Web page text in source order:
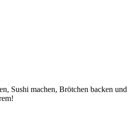
Sushi machen, Brötchen backen und